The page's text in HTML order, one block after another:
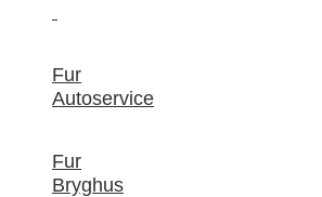
Fur
Autoservice
Fur
Bryghus